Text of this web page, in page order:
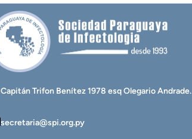
Capitán Trifon Benítez 1978 esq Olegario Andrade.
secretaria@spi.org.py